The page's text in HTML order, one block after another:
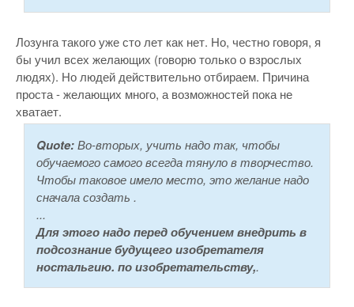
Лозунга такого уже сто лет как нет. Но, честно говоря, я
бы учил всех желающих (говорю только о взрослых
людях). Но людей действительно отбираем. Причина
проста - желающих много, а возможностей пока не
хватает.
Quote:Во-вторых, учить надо так, чтобы
обучаемого самого всегда тянуло в творчество.
Чтобы таковое имело место, это желание надо
сначала создать .
...
Для этого надо перед обучением внедрить в
подсознание будущего изобретателя
ностальгию. по изобретательству,.